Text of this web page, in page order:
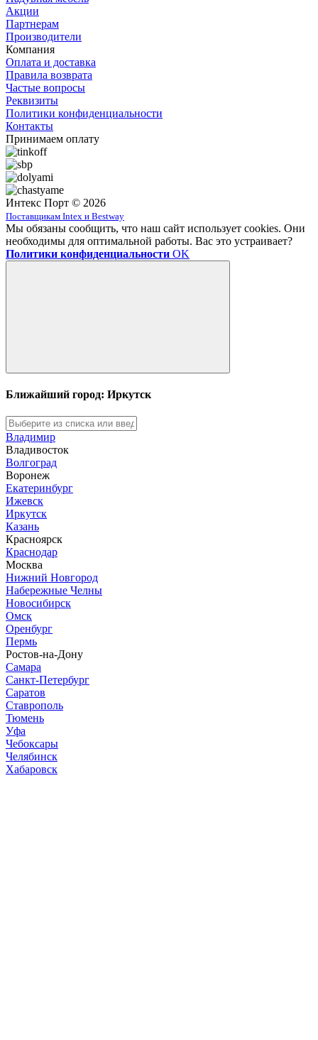
Акции
Партнерам
Производители
Компания
Оплата и доставка
Правила возврата
Частые вопросы
Реквизиты
Политики конфиденциальности
Контакты
Принимаем оплату
Интекс Порт © 2026
Поставщикам Intex и Bestway
Мы обязаны сообщить, что наш сайт использует cookies. Они
необходимы для оптимальной работы. Вас это устраивает?
Политики конфиденциальности OK
Ближайший город: Иркутск
Владимир
Владивосток
Волгоград
Воронеж
Екатеринбург
Ижевск
Иркутск
Казань
Красноярск
Краснодар
Москва
Нижний Новгород
Набережные Челны
Новосибирск
Омск
Оренбург
Пермь
Ростов-на-Дону
Самара
Санкт-Петербург
Саратов
Ставрополь
Тюмень
Уфа
Чебоксары
Челябинск
Хабаровск